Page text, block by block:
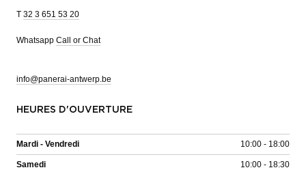
T 32 3 651 53 20
Whatsapp Call or Chat
info@panerai-antwerp.be
HEURES D'OUVERTURE
Mardi - Vendredi 10:00 - 18:00
Samedi 10:00 - 18:30